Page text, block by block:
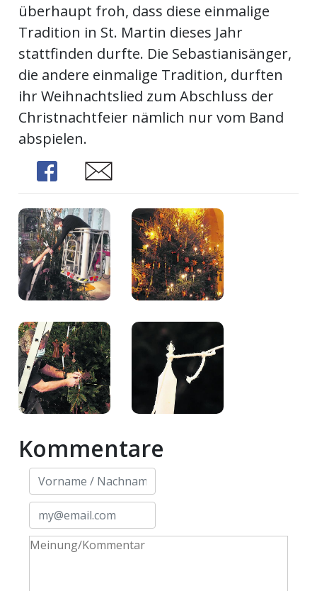
überhaupt froh, dass diese einmalige
Tradition in St. Martin dieses Jahr
stattfinden durfte. Die Sebastianisänger,
die andere einmalige Tradition, durften
ihr Weihnachtslied zum Abschluss der
Christnachtfeier nämlich nur vom Band
abspielen.
Share
Share
Kommentare